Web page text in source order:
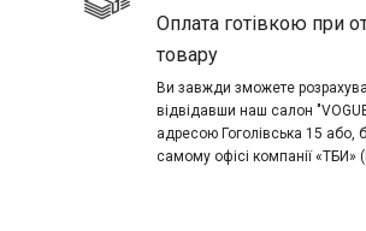
Оплата готівкою при
товару
Ви завжди зможете
відвідавши наш салон
адресою Гоголівська 15 або,
самому офісі компанії «ТБИ»